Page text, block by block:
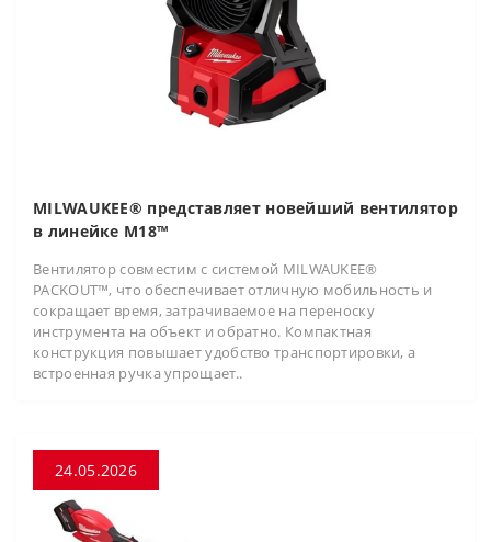
MILWAUKEE® представляет новейший вентилятор
в линейке M18™
Вентилятор совместим с системой MILWAUKEE®
PACKOUT™, что обеспечивает отличную мобильность и
сокращает время, затрачиваемое на переноску
инструмента на объект и обратно. Компактная
конструкция повышает удобство транспортировки, а
встроенная ручка упрощает..
24.05.2026